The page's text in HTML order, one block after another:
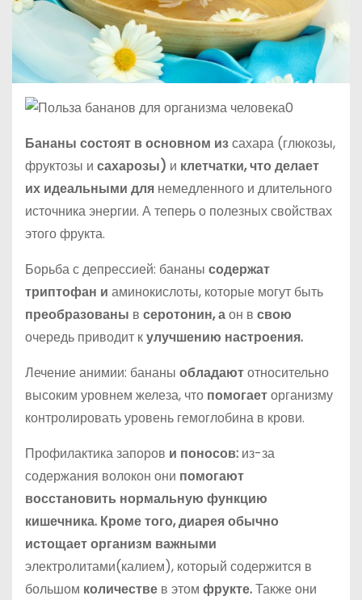
Бананы состоят в основном изсахара (глюкозы,
фруктозы и сахарозы) и клетчатки, что делает
их идеальными для немедленного и длительного
источника энергии. А теперь о полезных свойствах
этого фрукта.
Борьба с депрессией: бананы содержат
триптофан и аминокислоты, которые могут быть
преобразованы в серотонин, аон в свою
очередь приводит кулучшению настроения.
Лечение анимии: бананы обладаютотносительно
высоким уровнем железа, что помогаеторганизму
контролировать уровень гемоглобина в крови.
Профилактика запоров и поносов: из-за
содержания волокон они помогают
восстановить нормальную функцию
кишечника. Кроме того, диарея обычно
истощает организм важными
электролитами(калием), который содержится в
большом количестве в этом фрукте.Также они